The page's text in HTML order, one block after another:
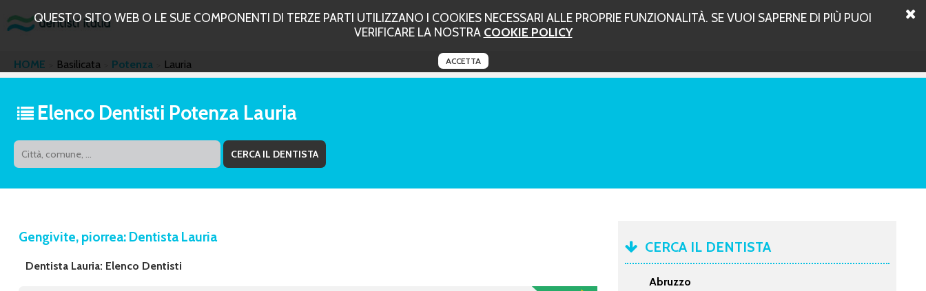
QUESTO SITO WEB O LE SUE COMPONENTI DI TERZE PARTI UTILIZZANO I COOKIES NECESSARI ALLE PROPRIE FUNZIONALITÀ. SE VUOI SAPERNE DI PIÙ PUOI
VERIFICARE LA NOSTRA COOKIE POLICY
ACCETTA
HOME Basilicata Potenza Lauria
Elenco Dentisti Potenza Lauria
Gengivite, piorrea: Dentista Lauria
Dentista Lauria: Elenco Dentisti
CERCA IL DENTISTA
Abruzzo